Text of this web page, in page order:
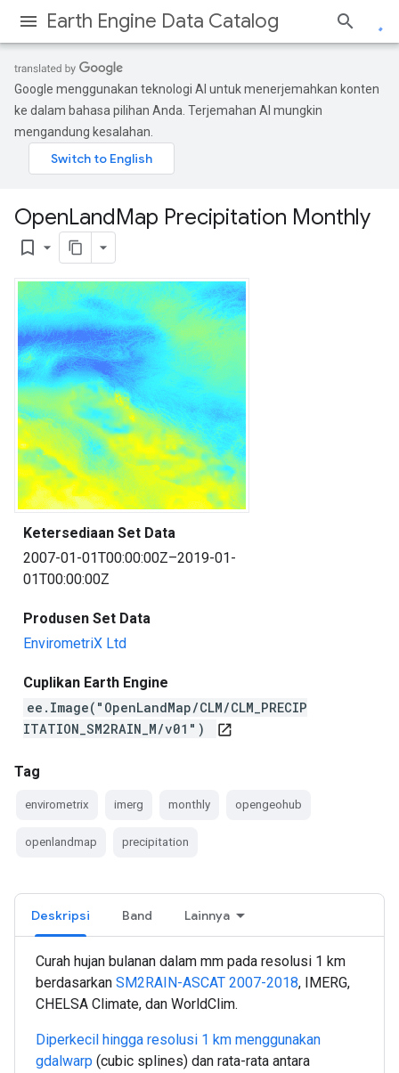
Earth Engine Data Catalog
Google menggunakan teknologi AI untuk menerjemahkan konten
ke dalam bahasa pilihan Anda. Terjemahan AI mungkin
mengandung kesalahan.
OpenLandMap Precipitation Monthly
bookmark_border
Ketersediaan Set Data
2007-01-01T00:00:00Z–2019-01-
01T00:00:00Z
Produsen Set Data
EnvirometriX Ltd
Cuplikan Earth Engine
ee.Image("OpenLandMap/CLM/CLM_PRECIP
ITATION_SM2RAIN_M/v01")
open_in_new
Tag
envirometrix imerg monthly opengeohub
openlandmap precipitation
Deskripsi Band Lainnya
Curah hujan bulanan dalam mm pada resolusi 1 km
berdasarkan SM2RAIN-ASCAT 2007-2018, IMERG,
CHELSA Climate, dan WorldClim.
Diperkecil hingga resolusi 1 km menggunakan
gdalwarp (cubic splines) dan rata-rata antara